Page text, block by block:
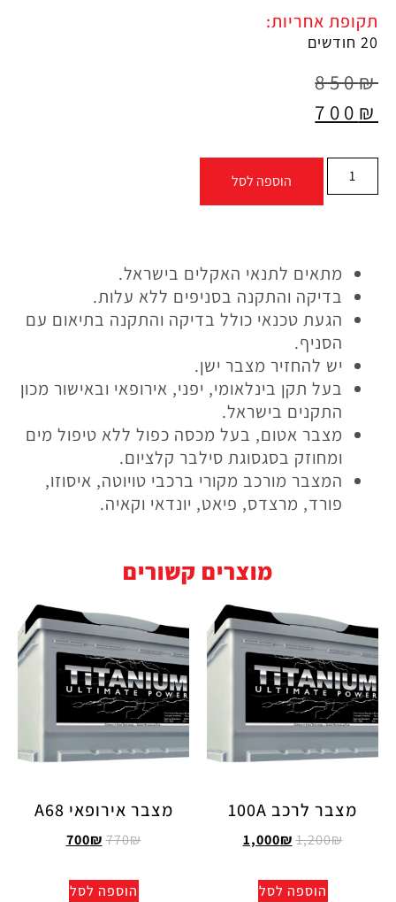
תקופת אחריות:
20 חודשים
850₪
700 ₪
הוספה לסל
מתאים לתנאי האקלים בישראל.
בדיקה והתקנה בסניפים ללא עלות.
הגעת טכנאי כולל בדיקה והתקנה בתיאום עם
הסניף.
יש להחזיר מצבר ישן.
בעל תקן בינלאומי, יפני, אירופאי ובאישור מכון
התקנים בישראל.
מצבר אטום, בעל מכסה כפול ללא טיפול מים
ומחוזק בסגסוגת סילבר קלציום.
המצבר מורכב מקורי ברכבי טויוטה, איסוזו,
פורד, מרצדס, פיאט, יונדאי וקאיה.
מוצרים קשורים
מצבר לרכב 100A
1,200₪
1,000₪
הוספה לסל
מצבר אירופאי A68
770₪
700₪
הוספה לסל